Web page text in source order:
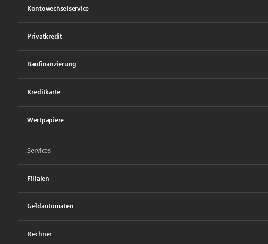
Kontowechselservice
Privatkredit
Baufinanzierung
Kreditkarte
Wertpapiere
Services
Filialen
Geldautomaten
Rechner